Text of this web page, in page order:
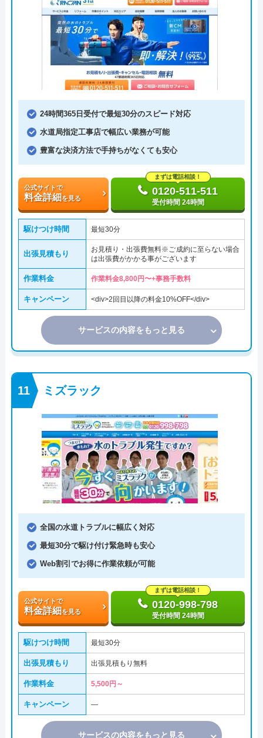
24時間365日受付で最短30分のスピード対応
水道局指定工事店で幅広い業務が可能
豊富な決済方法で手持ちがなくても安心
公式サイトで
料金詳細 を見る
まずは電話相談！
0120-511-511
受付時間 24時間
駆けつけ時間 最短30分
出張見積もり
お見積り・出張費無料※ご成約に至らない場合
は出張費がかかる事がございます
作業料金 作業料金8,800円〜+事務手数料
キャンペーン <div>2回目以降の料金10%OFF</div>
サービスの内容をもっと見る
ミズラック
全国の水道トラブルに幅広く対応
最短30分で駆け付け緊急時も安心
Web割引でお得に作業依頼が可能
公式サイトで
料金詳細 を見る
まずは電話相談！
0120-998-798
受付時間 24時間
駆けつけ時間 最短30分
出張見積もり 出張見積もり無料
作業料金 5,500円～
キャンペーン ―
サービスの内容をもっと見る